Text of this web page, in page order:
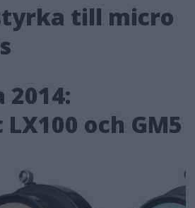
till micro
2014:
och GM5